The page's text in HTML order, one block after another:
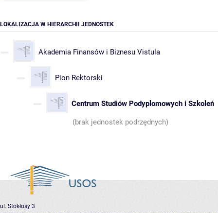
LOKALIZACJA W HIERARCHII JEDNOSTEK
Akademia Finansów i Biznesu Vistula
Pion Rektorski
Centrum Studiów Podyplomowych i Szkoleń
(brak jednostek podrzędnych)
ul. Stokłosy 3